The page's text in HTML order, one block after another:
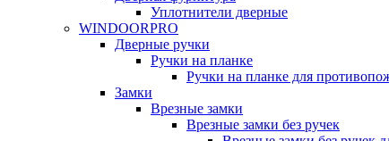
Уплотнители дверные
WINDOORPRO
Дверные ручки
Ручки на планке
Ручки на планке для
Замки
Врезные замки
Врезные замки без ручек